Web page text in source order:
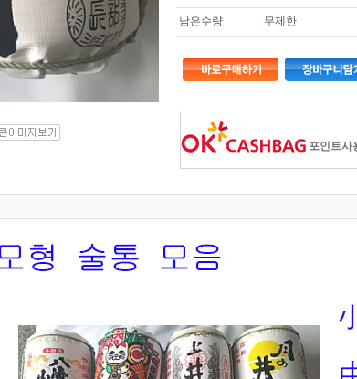
남은수량 : 무제한
포인트사